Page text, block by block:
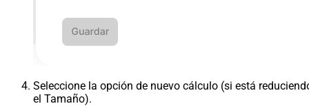
Seleccione la opción de nuevo cálculo (si está
el Tamaño).